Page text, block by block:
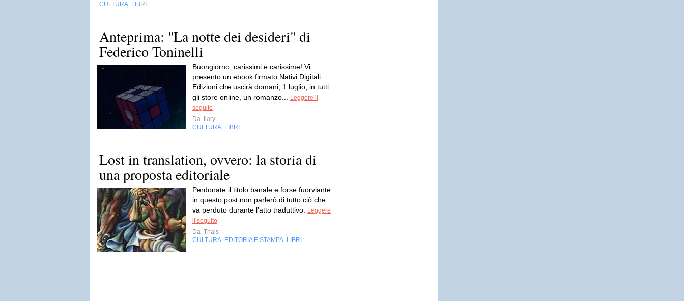
CULTURA LIBRI
Anteprima: "La notte dei desideri" di
Federico Toninelli
Buongiorno, carissimi e carissime! Vi
presento un ebook firmato Nativi Digitali
Edizioni che uscirà domani, 1 luglio, in tutti
gli store online, un romanzo...
Leggere il
seguito
Da
Ilary
CULTURA LIBRI
Lost in translation, ovvero: la storia di
una proposta editoriale
Perdonate il titolo banale e forse fuorviante:
in questo post non parlerò di tutto ciò che
va perduto durante l’atto traduttivo.
Leggere
il seguito
Da Thais
CULTURA EDITORIA E STAMPA LIBRI